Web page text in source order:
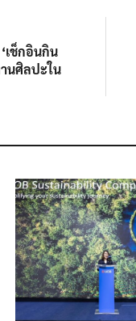
เช็กอินกิน
นศิลปะใน